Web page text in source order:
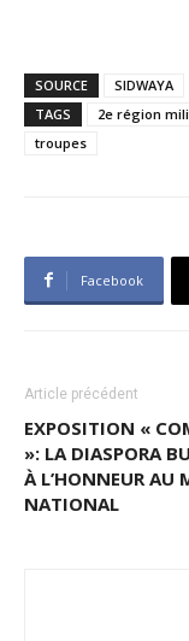
SOURCE
SIDWAYA
TAGS
2e région
troupes
Facebook
Article précédent
EXPOSITION «
»: LA DIASPORA
À L’HONNEUR AU
NATIONAL